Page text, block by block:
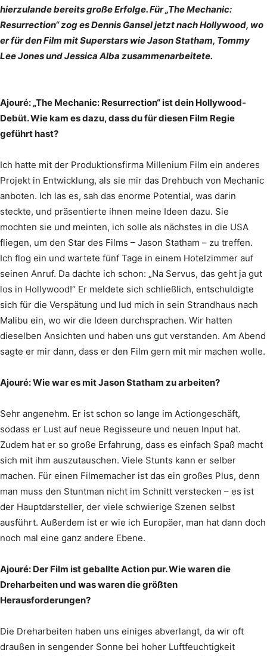
hierzulande bereits große Erfolge. Für „The Mechanic:
Resurrection“ zog es Dennis Gansel jetzt nach Hollywood, wo
er für den Film mit Superstars wie Jason Statham, Tommy
Lee Jones und Jessica Alba zusammenarbeitete.
Ajouré: „The Mechanic: Resurrection“ ist dein Hollywood-
Debüt. Wie kam es dazu, dass du für diesen Film Regie
geführt hast?
Ich hatte mit der Produktionsfirma Millenium Film ein anderes
Projekt in Entwicklung, als sie mir das Drehbuch von Mechanic
anboten. Ich las es, sah das enorme Potential, was darin
steckte, und präsentierte ihnen meine Ideen dazu. Sie
mochten sie und meinten, ich solle als nächstes in die USA
fliegen, um den Star des Films – Jason Statham – zu treffen.
Ich flog ein und wartete fünf Tage in einem Hotelzimmer auf
seinen Anruf. Da dachte ich schon: „Na Servus, das geht ja gut
los in Hollywood!“ Er meldete sich schließlich, entschuldigte
sich für die Verspätung und lud mich in sein Strandhaus nach
Malibu ein, wo wir die Ideen durchsprachen. Wir hatten
dieselben Ansichten und haben uns gut verstanden. Am Abend
sagte er mir dann, dass er den Film gern mit mir machen wolle.
Ajouré: Wie war es mit Jason Statham zu arbeiten?
Sehr angenehm. Er ist schon so lange im Actiongeschäft,
sodass er Lust auf neue Regisseure und neuen Input hat.
Zudem hat er so große Erfahrung, dass es einfach Spaß macht
sich mit ihm auszutauschen. Viele Stunts kann er selber
machen. Für einen Filmemacher ist das ein großes Plus, denn
man muss den Stuntman nicht im Schnitt verstecken – es ist
der Hauptdarsteller, der viele schwierige Szenen selbst
ausführt. Außerdem ist er wie ich Europäer, man hat dann doch
noch mal eine ganz andere Ebene.
Ajouré: Der Film ist geballte Action pur. Wie waren die
Dreharbeiten und was waren die größten
Herausforderungen?
Die Dreharbeiten haben uns einiges abverlangt, da wir oft
draußen in sengender Sonne bei hoher Luftfeuchtigkeit